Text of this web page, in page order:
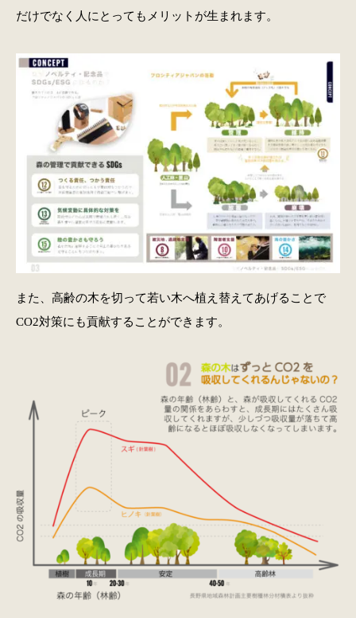
だけでなく人にとってもメリットが生まれます。
また、高齢の木を切って若い木へ植え替えてあげることで
CO2対策にも貢献することができます。